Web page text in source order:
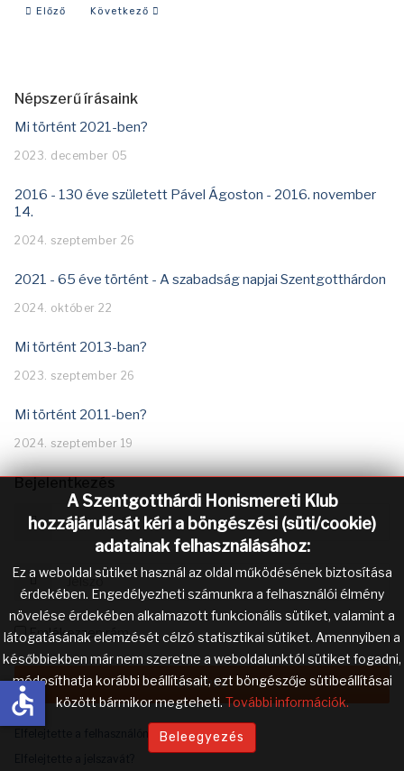
Előző cikk: Mi történt 2026-ban
Előző Következő cikk: Mi történt 2024-ben?
Következő
Népszerű írásaink
Mi történt 2021-ben?
2023. december 05
2016 - 130 éve született Pável Ágoston - 2016. november
14.
2024. szeptember 26
2021 - 65 éve történt - A szabadság napjai Szentgotthárdon
2024. október 22
Mi történt 2013-ban?
2023. szeptember 26
Mi történt 2011-ben?
2024. szeptember 19
Bejelentkezés
Emlékezzen rám
Elfelejtette a felhasználónevét?
A Szentgotthárdi Honismereti Klub
hozzájárulását kéri a böngészési (süti/cookie)
adatainak felhasználásához:
Ez a weboldal sütiket használ az oldal működésének biztosítása
érdekében. Engedélyezheti számunkra a felhasználói élmény
növelése érdekében alkalmazott funkcionális sütiket, valamint a
látogatásának elemzését célzó statisztikai sütiket. Amennyiben a
későbbiekben már nem szeretne a weboldalunktól sütiket fogadni,
módosíthatja korábbi beállításait, ezt böngészője sütibeállításai
között bármikor megteheti. További információk.
Beleegyezés
accessible